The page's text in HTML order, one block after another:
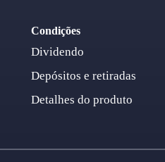
Condições
Dividendo
Depósitos e retiradas
Detalhes do produto